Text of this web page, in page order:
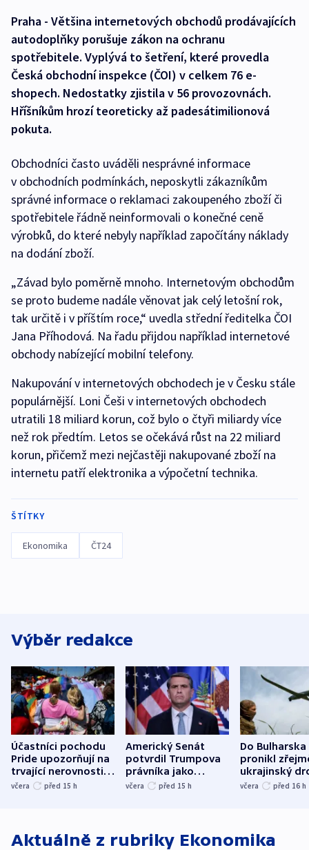
Praha - Většina internetových obchodů prodávajících
autodoplňky porušuje zákon na ochranu
spotřebitele. Vyplývá to šetření, které provedla
Česká obchodní inspekce (ČOI) v celkem 76 e-
shopech. Nedostatky zjistila v 56 provozovnách.
Hříšníkům hrozí teoreticky až padesátimilionová
pokuta.
Obchodníci často uváděli nesprávné informace
v obchodních podmínkách, neposkytli zákazníkům
správné informace o reklamaci zakoupeného zboží či
spotřebitele řádně neinformovali o konečné ceně
výrobků, do které nebyly například započítány náklady
na dodání zboží.
„Závad bylo poměrně mnoho. Internetovým obchodům
se proto budeme nadále věnovat jak celý letošní rok,
tak určitě i v příštím roce,“ uvedla střední ředitelka ČOI
Jana Příhodová. Na řadu přijdou například internetové
obchody nabízející mobilní telefony.
Nakupování v internetových obchodech je v Česku stále
populárnější. Loni Češi v internetových obchodech
utratili 18 miliard korun, což bylo o čtyři miliardy více
než rok předtím. Letos se očekává růst na 22 miliard
korun, přičemž mezi nejčastěji nakupované zboží na
internetu patří elektronika a výpočetní technika.
ŠTÍTKY
Ekonomika ČT24
Výběr redakce
Účastníci pochodu
Pride upozorňují na
trvající nerovnosti i
společenskou
včera před 15 h
Americký Senát
potvrdil Trumpova
právníka jako
ministra
včera před 15 h
Do Bulharska
pronikl
ukrajinský
explodoval
včera před 16 h
Aktuálně z rubriky Ekonomika